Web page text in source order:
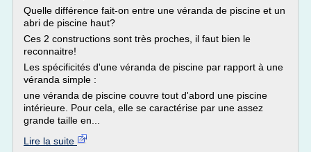
Quelle différence fait-on entre une véranda de piscine et un
abri de piscine haut?
Ces 2 constructions sont très proches, il faut bien le
reconnaitre!
Les spécificités d'une véranda de piscine par rapport à une
véranda simple :
une véranda de piscine couvre tout d'abord une piscine
intérieure. Pour cela, elle se caractérise par une assez
grande taille en...
Lire la suite